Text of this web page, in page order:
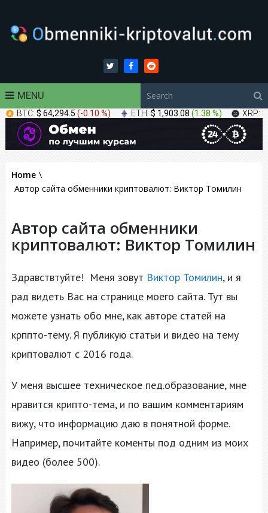
MENU
BTC: $ 64,294.5 (-0.10 %) ETH: $ 1,903.08 (1.38 %) XRP:
Home \
Автор сайта обменники криптовалют: Виктор Томилин
Автор сайта обменники
криптовалют: Виктор Томилин
Здравствтуйте! Меня зовут Виктор Томилин, и я
рад видеть Вас на странице моего сайта. Тут вы
можете узнать обо мне, как авторе статей на
крппто-тему. Я публикую статьи и видео на тему
криптовалют с 2016 года.
У меня высшее техническое пед.образование, мне
нравится крипто-тема, и по вашим комментариям
вижу, что информацию даю в понятной форме.
Например, почитайте коменты под одним из моих
видео (более 500).